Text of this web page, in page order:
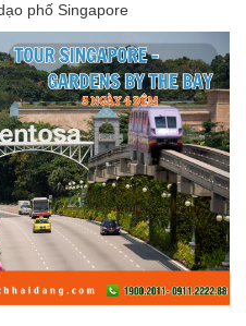
phố Singapore